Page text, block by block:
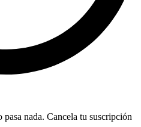
pasa nada. Cancela tu suscripción